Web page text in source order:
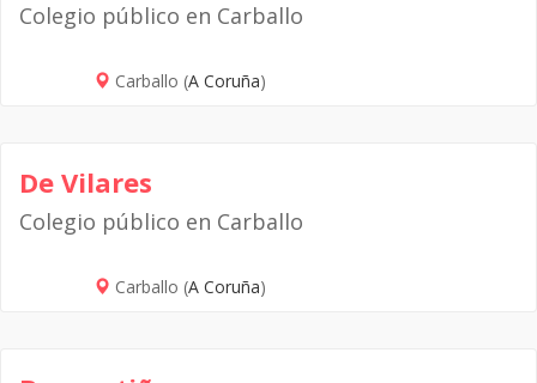
Colegio público en Carballo
Carballo (A Coruña)
De Vilares
Colegio público en Carballo
Carballo (A Coruña)